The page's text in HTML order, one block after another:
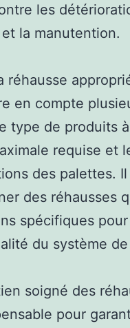
les
la manutention.
réhausse
en compte
type de produits
requise et
des palettes.
des réhausses
spécifiques
du système
soigné des
pour